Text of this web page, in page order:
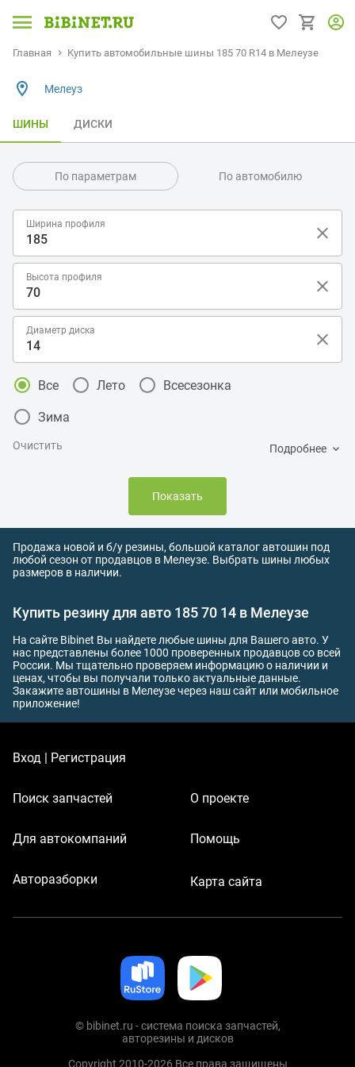
Главная Купить автомобильные шины 185 70 R14 в Мелеузе
Мелеуз
ШИНЫ ДИСКИ
По параметрам По автомобилю
Ширина профиля
Высота профиля
Диаметр диска
Все Лето Всесезонка
Зима
Очистить Подробнее
Показать
Продажа новой и б/у резины, большой каталог автошин под
любой сезон от продавцов в Мелеузе. Выбрать шины любых
размеров в наличии.
Купить резину для авто 185 70 14 в Мелеузе
На сайте Bibinet Вы найдете любые шины для Вашего авто. У
нас представлены более 1000 проверенных продавцов со всей
России. Мы тщательно проверяем информацию о наличии и
ценах, чтобы вы получали только актуальные данные.
Закажите автошины в Мелеузе через наш сайт или мобильное
приложение!
Вход | Регистрация
Поиск запчастей
Для автокомпаний
Авторазборки
О проекте
Помощь
Карта сайта
© bibinet.ru - система поиска запчастей,
авторезины и дисков
Copyright 2010-2026 Все права защищены